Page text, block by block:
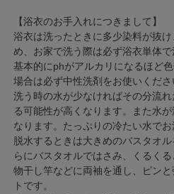
【浴衣のお手入れにつきまして】
浴衣は洗ったときに多少染料が抜
め、お家で洗う際は必ず浴衣単体で
基本的にphがアルカリになるほど
場合は必ず中性洗剤をお使いくださ
洗う時の水が少なければその分流
る可能性が高くなります。また水
なります。たっぷりの冷たい水でお
脱水するときは大きめのバスタオ
らにバスタオルではさみ、くるく
物干し竿などに両袖を通し、ピン
トです。